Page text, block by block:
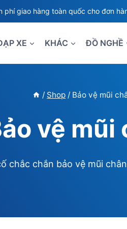
phí giao hàng toàn quốc cho đơn
XE KHÁC ĐỒ NGHỀ
/ Shop / Bảo vệ mũi
vệ mũi
chắc chắn bảo vệ mũi